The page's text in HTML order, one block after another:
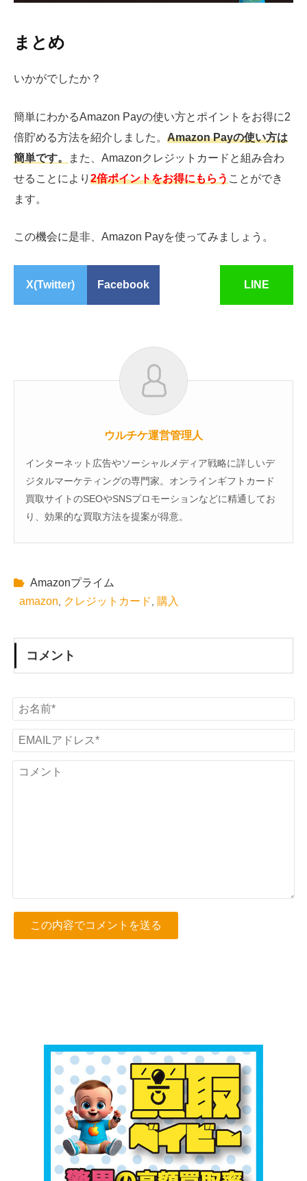
まとめ
いかがでしたか？
簡単にわかるAmazon Payの使い方とポイントをお得に2
倍貯める方法を紹介しました。 Amazon Payの使い方は
簡単です。
また、Amazonクレジットカードと組み合わ
せることにより 2倍ポイントをお得にもらう ことができ
ます。
この機会に是非、Amazon Payを使ってみましょう。
X(Twitter) Facebook LINE
ウルチケ運営管理人
インターネット広告やソーシャルメディア戦略に詳しいデ
ジタルマーケティングの専門家。オンラインギフトカード
買取サイトのSEOやSNSプロモーションなどに精通してお
り、効果的な買取方法を提案が得意。
Amazonプライム
amazon
クレジットカード 購入
コメント